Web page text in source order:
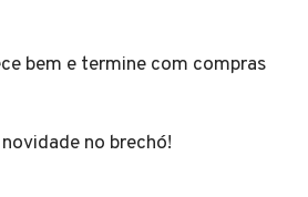
bem e termine com compras
no brechó!